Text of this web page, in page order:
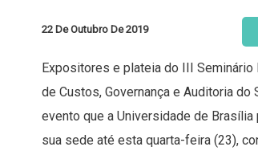
22 De Outubro De 2019
Expositores e plateia do III Seminário
de Custos, Governança e Auditoria do
evento que a Universidade de Brasília
sua sede até esta quarta-feira (23),